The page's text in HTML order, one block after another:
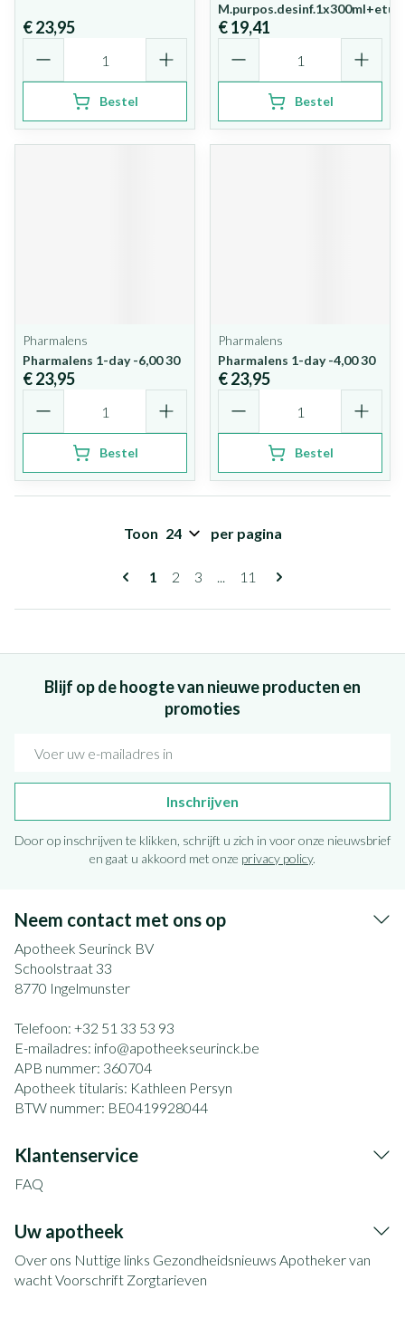
€ 23,95
Bestel
M.purpos.desinf.1x300ml+etui
€ 19,41
Bestel
Pharmalens
Pharmalens 1-day -6,00 30
€ 23,95
Bestel
Pharmalens
Pharmalens 1-day -4,00 30
€ 23,95
Bestel
Pagina's
U lees momenteel pagina
1 Pagina
2 Pagina
3 ... Pagina
11
Toon per pagina
Blijf op de hoogte van nieuwe producten en
promoties
Inschrijven
Door op inschrijven te klikken, schrijft u zich in voor onze nieuwsbrief
en gaat u akkoord met onze privacy policy.
Neem contact met ons op
Apotheek Seurinck BV
Schoolstraat 33
8770 Ingelmunster
Telefoon: +32 51 33 53 93
E-mailadres: info@apotheekseurinck.be
APB nummer: 360704
Apotheek titularis: Kathleen Persyn
BTW nummer: BE0419928044
Klantenservice
FAQ
Uw apotheek
Over ons Nuttige links Gezondheidsnieuws Apotheker van
wachtVoorschrift Zorgtarieven